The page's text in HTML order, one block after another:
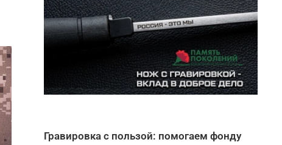
Гравировка с пользой: помогаем фонду